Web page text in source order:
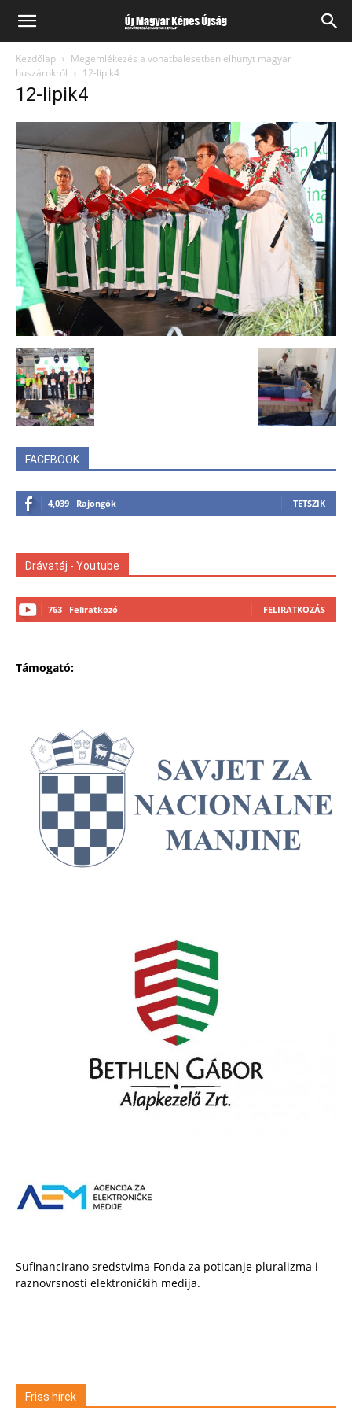
Kezdőlap
Megemlékezés a vonatbalesetben elhunyt magyar
huszárokról
12-lipik4
12-lipik4
FACEBOOK
4,039 Rajongók TETSZIK
Drávatáj - Youtube
763 Feliratkozó FELIRATKOZÁS
Támogató:
Sufinancirano sredstvima Fonda za poticanje pluralizma i
raznovrsnosti elektroničkih medija.
Friss hírek